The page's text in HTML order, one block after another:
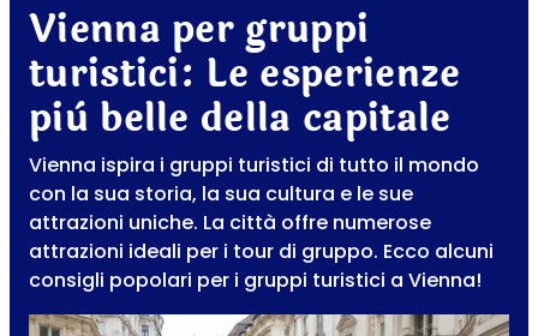
Vienna per gruppi
turistici: Le esperienze
più belle della capitale
Vienna ispira i gruppi turistici di tutto il mondo
con la sua storia, la sua cultura e le sue
attrazioni uniche. La città offre numerose
attrazioni ideali per i tour di gruppo. Ecco alcuni
consigli popolari per i gruppi turistici a Vienna!